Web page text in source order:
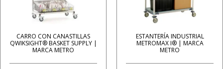
CARRO CON CANASTILLAS
QWIKSIGHT® BASKET SUPPLY |
MARCA METRO
ESTANTERÍA INDUSTRIAL
METROMAX I® | MARCA
METRO